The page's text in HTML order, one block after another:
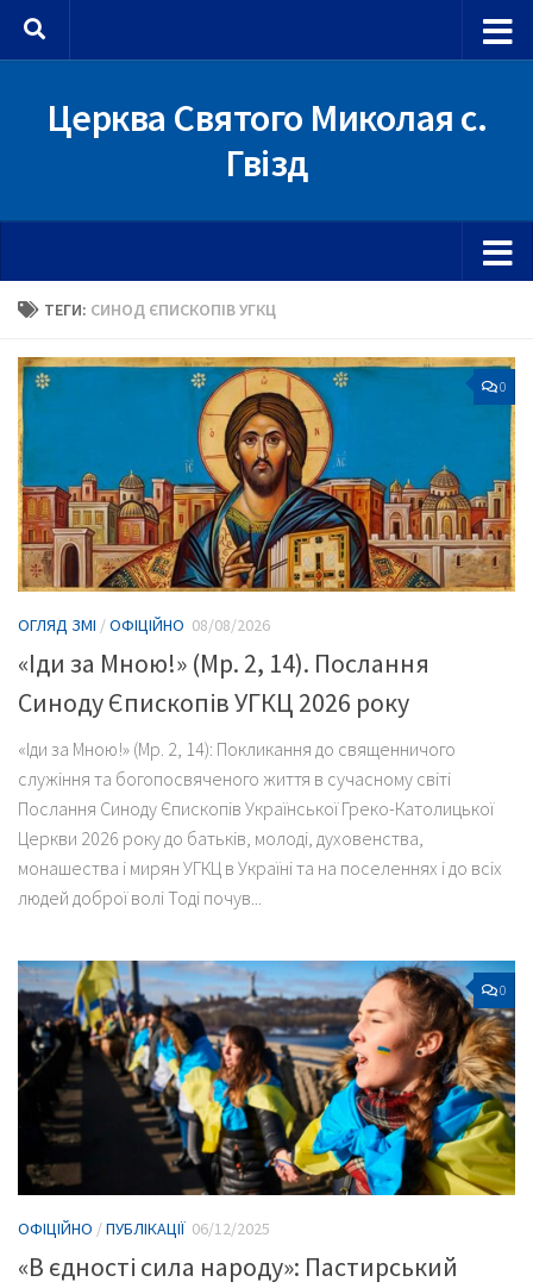
Skip to content
Церква Святого Миколая с.
Гвізд
ТЕГИ: СИНОД ЄПИСКОПІВ УГКЦ
0
ОГЛЯД ЗМІ /ОФІЦІЙНО 08/08/2026
«Іди за Мною!» (Мр. 2, 14). Послання
Синоду Єпископів УГКЦ 2026 року
«Іди за Мною!» (Мр. 2, 14): Покликання до священничого
служіння та богопосвяченого життя в сучасному світі
Послання Синоду Єпископів Української Греко-Католицької
Церкви 2026 року до батьків, молоді, духовенства,
монашества і мирян УГКЦ в Україні та на поселеннях і до всіх
людей доброї волі Тоді почув...
0
ОФІЦІЙНО /ПУБЛІКАЦІЇ 06/12/2025
«В єдності сила народу»: Пастирський